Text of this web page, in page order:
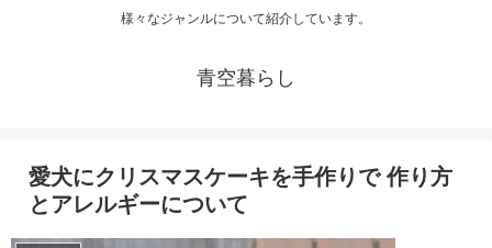
様々なジャンルについて紹介しています。
青空暮らし
愛犬にクリスマスケーキを手作りで 作り方
とアレルギーについて